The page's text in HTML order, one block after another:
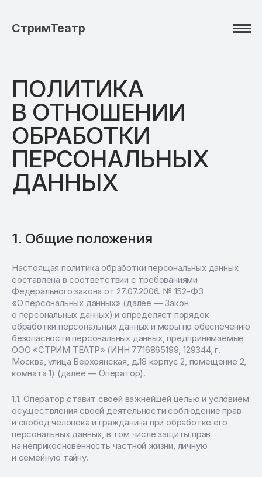
СтримТеатр
ПОЛИТИКА
В ОТНОШЕНИИ
ОБРАБОТКИ
ПЕРСОНАЛЬНЫХ
ДАННЫХ
Общие положения
Настоящая политика обработки персональных данных
составлена в соответствии с требованиями
Федерального закона от 27.07.2006. № 152-ФЗ
«О персональных данных» (далее — Закон
о персональных данных) и определяет порядок
обработки персональных данных и меры по обеспечению
безопасности персональных данных, предпринимаемые
ООО «СТРИМ ТЕАТР» (ИНН 7716865199, 129344, г.
Москва, улица Верхоянская, д.18 корпус 2, помещение 2,
комната 1) (далее — Оператор).
Оператор ставит своей важнейшей целью и условием
осуществления своей деятельности соблюдение прав
и свобод человека и гражданина при обработке его
персональных данных, в том числе защиты прав
на неприкосновенность частной жизни, личную
и семейную тайну.